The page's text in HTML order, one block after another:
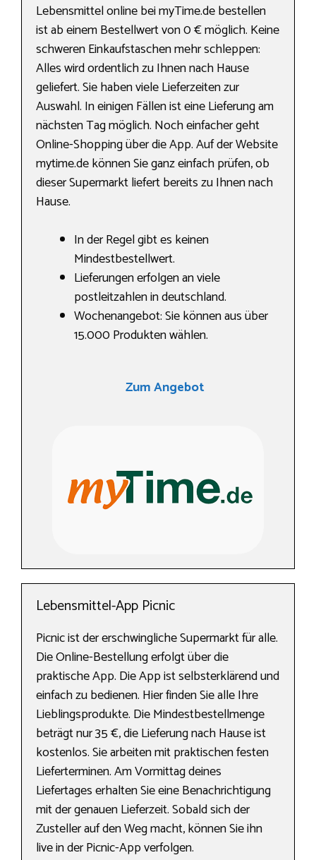
Lebensmittel online bei myTime.de bestellen
ist ab einem Bestellwert von 0 € möglich. Keine
schweren Einkaufstaschen mehr schleppen:
Alles wird ordentlich zu Ihnen nach Hause
geliefert. Sie haben viele Lieferzeiten zur
Auswahl. In einigen Fällen ist eine Lieferung am
nächsten Tag möglich. Noch einfacher geht
Online-Shopping über die App. Auf der Website
mytime.de können Sie ganz einfach prüfen, ob
dieser Supermarkt liefert bereits zu Ihnen nach
Hause.
In der Regel gibt es keinen
Mindestbestellwert.
Lieferungen erfolgen an viele
postleitzahlen in deutschland.
Wochenangebot: Sie können aus über
15.000 Produkten wählen.
Zum Angebot
Lebensmittel-App Picnic
Picnic ist der erschwingliche Supermarkt für alle.
Die Online-Bestellung erfolgt über die
praktische App. Die App ist selbsterklärend und
einfach zu bedienen. Hier finden Sie alle Ihre
Lieblingsprodukte. Die Mindestbestellmenge
beträgt nur 35 €, die Lieferung nach Hause ist
kostenlos. Sie arbeiten mit praktischen festen
Lieferterminen. Am Vormittag deines
Liefertages erhalten Sie eine Benachrichtigung
mit der genauen Lieferzeit. Sobald sich der
Zusteller auf den Weg macht, können Sie ihn
live in der Picnic-App verfolgen.